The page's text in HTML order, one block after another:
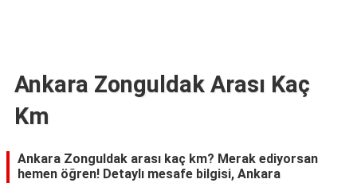
Ankara Zonguldak Arası Kaç
Km
Ankara Zonguldak arası kaç km? Merak ediyorsan
hemen öğren! Detaylı mesafe bilgisi, Ankara